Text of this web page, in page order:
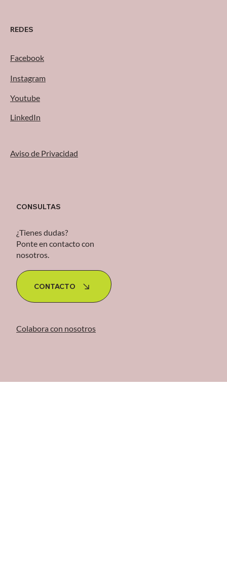
REDES
LinkedIn
Instagram
Facebook
Youtube
Aviso de Privacidad
Colabora con nosotros
CONTACTO
¿Tienes dudas?
Ponte en contacto con
nosotros.
CONSULTAS